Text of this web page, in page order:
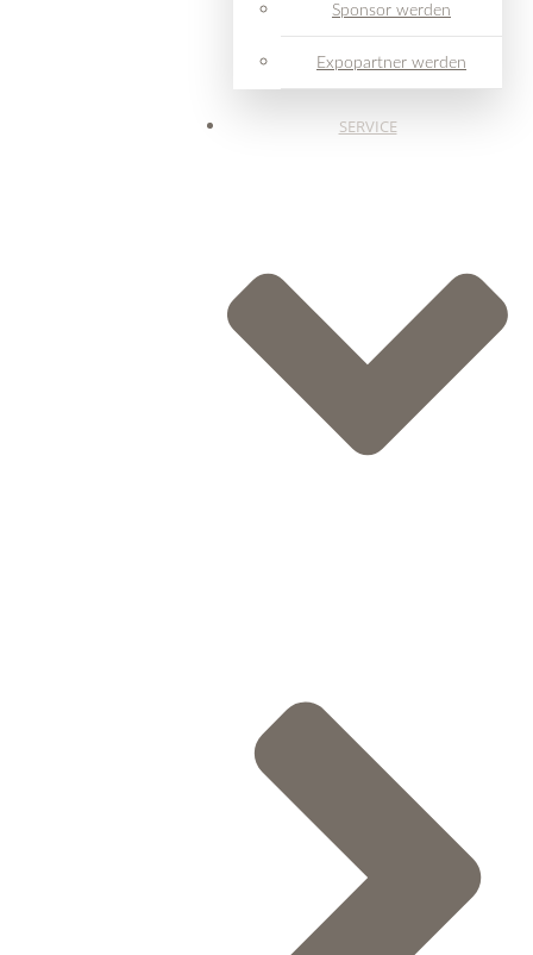
Sponsor werden
Expopartner werden
SERVICE